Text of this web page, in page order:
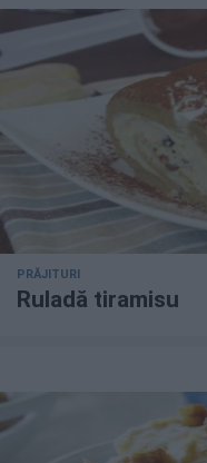
PRĂJITURI
Ruladă tiramisu